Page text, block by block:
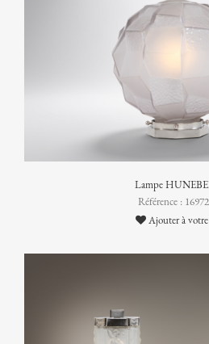
Lampe
Référence : 16972
Ajouter à